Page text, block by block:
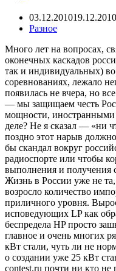
03.12.201019.12.2010
Разное
Много лет на вопросах,
оконечных каскадов
так и индивидуальных)
соревнованиях, лежало
появилась не вчера, но
— мы защищаем честь
мощности, иностранными
деле? Не я сказал — «ни
поздно этот нарыв
бы скандал вокруг
радиоспорте или чтобы
выполнения и получения
Жизнь в России уже не
возросло количество
приличного уровня.
исповедующих LP как
беспредела HP просто
главное и очень многих
кВт стали, чуть ли не
о создании уже 25 кВт
contest.ru почти ни кто